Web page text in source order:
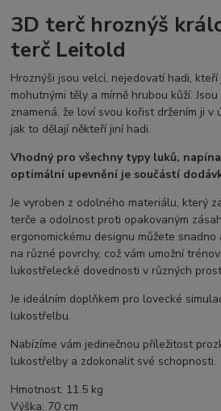
3D terč hroznýš
terč Leitold
Hroznýši jsou velcí, nejedovatí hadi, kteří
mohutnými těly a mírně hrubou kůží.
znamená, že loví svou kořist držením ji v
jak to dělají někteří jiní hadi.
Vhodný pro všechny typy luků,
optimální upevnění je součástí
Je vyroben z odolného materiálu, který
terče a odolnost proti opakovaným
ergonomickému designu můžete
na různé povrchy, což vám umožní
lukostřelecké dovednosti v různých
Je ideálním doplňkem pro lovecké
lukostřelbu.
Nabízíme vám jedinečnou příležitost
lukostřelby a zdokonalit své schopnosti.
Hmotnost: 11.5 kg
Výška: 70 cm